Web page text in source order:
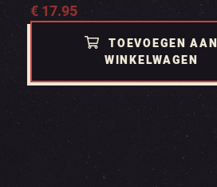
€17.95
TOEVOEGEN AAN
WINKELWAGEN